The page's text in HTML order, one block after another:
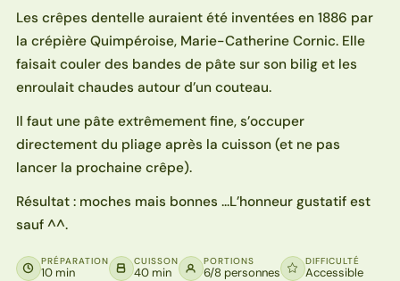
Les crêpes dentelle auraient été inventées en 1886 par
la crépière Quimpéroise, Marie-Catherine Cornic. Elle
faisait couler des bandes de pâte sur son bilig et les
enroulait chaudes autour d’un couteau.
Il faut une pâte extrêmement fine, s’occuper
directement du pliage après la cuisson (et ne pas
lancer la prochaine crêpe).
Résultat : moches mais bonnes …L’honneur gustatif est
sauf ^^.
PRÉPARATION
10 min
CUISSON
40 min
PORTIONS
6/8 personnes
DIFFICULTÉ
Accessible